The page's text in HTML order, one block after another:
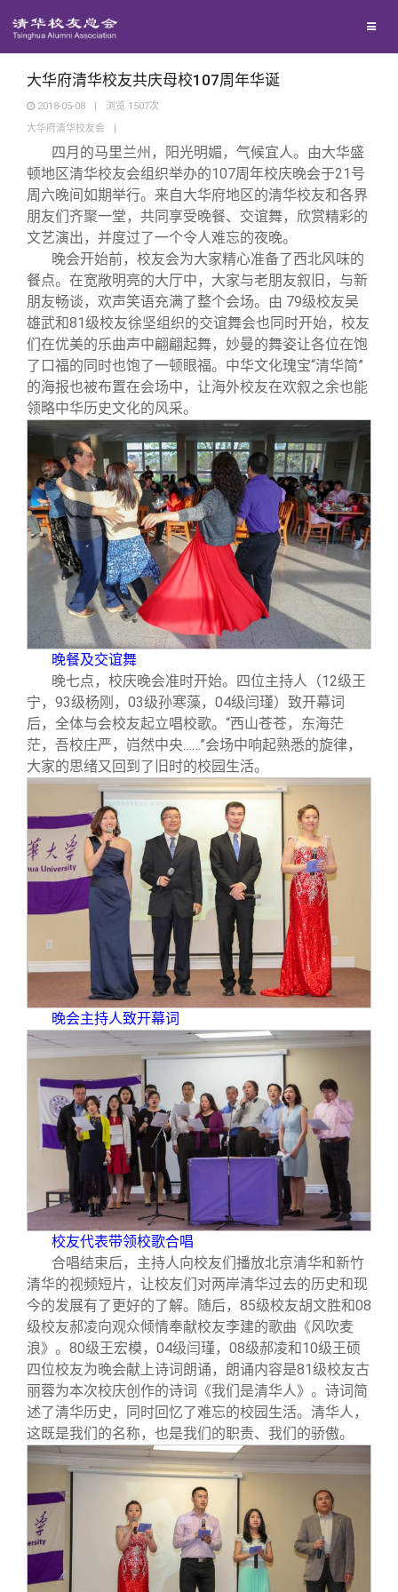
地区联络
院系校友工作
专业委员会
兴趣群体
西南联大校友会
回馈母校
捐赠新闻
捐赠纪事
捐赠方法
义工计划
《清华校友通讯》
《水木清华》
我要订阅
新媒体平台
百年清华
清华人物
清华故事
青春风采
校友文苑
校友讲坛
校友视界
校友服务
终身学习
信息化服务
三创大赛
实用信息
校友总会
总会简介
会长致辞
总会章程
理事会名单
制度法规
联系我们
关闭
大华府清华校友共庆母校107周年华诞
2018-05-08 | 浏览 1507次
大华府清华校友会
|
四月的马里兰州，阳光明媚，气候宜人。由大华盛
顿地区清华校友会组织举办的107周年校庆晚会于21号
周六晚间如期举行。来自大华府地区的清华校友和各界
朋友们齐聚一堂，共同享受晚餐、交谊舞，欣赏精彩的
文艺演出，并度过了一个令人难忘的夜晚。
晚会开始前，校友会为大家精心准备了西北风味的
餐点。在宽敞明亮的大厅中，大家与老朋友叙旧，与新
朋友畅谈，欢声笑语充满了整个会场。由 79级校友吴
雄武和81级校友徐坚组织的交谊舞会也同时开始，校友
们在优美的乐曲声中翩翩起舞，妙曼的舞姿让各位在饱
了口福的同时也饱了一顿眼福。中华文化瑰宝“清华简”
的海报也被布置在会场中，让海外校友在欢叙之余也能
领略中华历史文化的风采。
晚餐及交谊舞
晚七点，校庆晚会准时开始。四位主持人（12级王
宁，93级杨刚，03级孙寒藻，04级闫瑾）致开幕词
后，全体与会校友起立唱校歌。“西山苍苍，东海茫
茫，吾校庄严，岿然中央……”会场中响起熟悉的旋律，
大家的思绪又回到了旧时的校园生活。
晚会主持人致开幕词
校友代表带领校歌合唱
合唱结束后，主持人向校友们播放北京清华和新竹
清华的视频短片，让校友们对两岸清华过去的历史和现
今的发展有了更好的了解。随后，85级校友胡文胜和08
级校友郝凌向观众倾情奉献校友李建的歌曲《风吹麦
浪》。80级王宏模，04级闫瑾，08级郝凌和10级王硕
四位校友为晚会献上诗词朗诵，朗诵内容是81级校友古
丽蓉为本次校庆创作的诗词《我们是清华人》。诗词简
述了清华历史，同时回忆了难忘的校园生活。清华人，
这既是我们的名称，也是我们的职责、我们的骄傲。